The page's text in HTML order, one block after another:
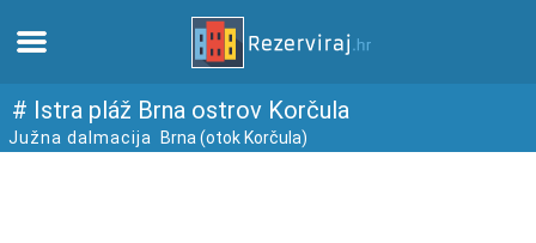
Domů
# Istra pláž Brna ostrov Korčula
Južna dalmacija Brna (otok Korčula)